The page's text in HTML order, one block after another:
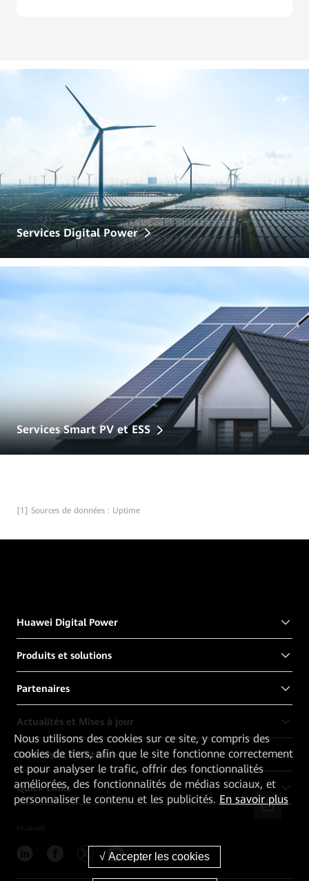
Services Digital Power
Services Smart PV et ESS
[1] Sources de données : Uptime
Huawei Digital Power
Produits et solutions
Partenaires
Actualités et Mises à jour
Services et Assistance
Quick Links
Nous utilisons des cookies sur ce site, y compris des
cookies de tiers, afin que le site fonctionne correctement
et pour analyser le trafic, offrir des fonctionnalités
améliorées, des fonctionnalités de médias sociaux, et
personnaliser le contenu et les publicités. En savoir plus